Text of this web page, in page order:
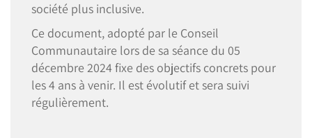
société plus inclusive.
Ce document, adopté par le Conseil
Communautaire lors de sa séance du 05
décembre 2024 fixe des objectifs concrets pour
les 4 ans à venir. Il est évolutif et sera suivi
régulièrement.